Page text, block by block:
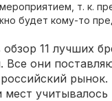
т. к.
будет кому-то
11 лучших
Все они
рынок.
мест учитывалось